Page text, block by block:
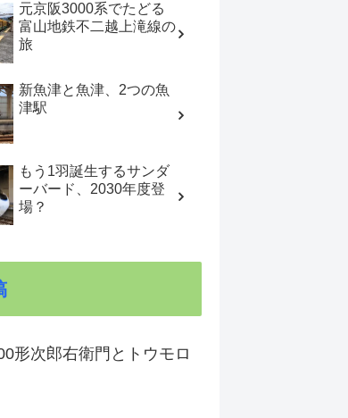
元京阪3000系でたどる
富山地鉄不二越上滝線の
旅
新魚津と魚津、2つの魚
津駅
もう1羽誕生するサンダ
ーバード、2030年度登
場？
形次郎右衛門とトウモロ